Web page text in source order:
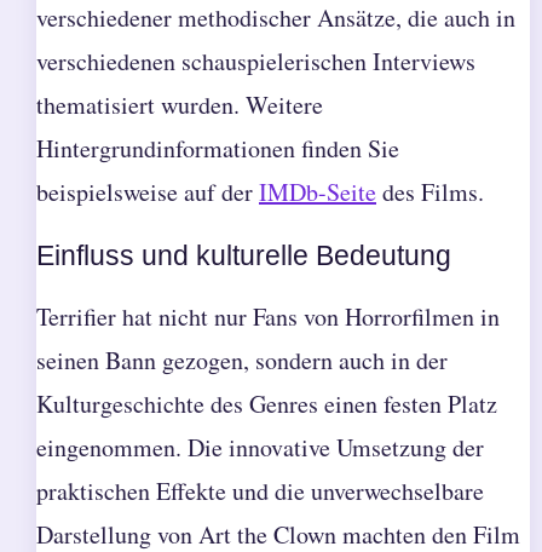
verschiedener methodischer Ansätze, die auch in
verschiedenen schauspielerischen Interviews
thematisiert wurden. Weitere
Hintergrundinformationen finden Sie
beispielsweise auf derIMDb-Seitedes Films.
Einfluss und kulturelle Bedeutung
Terrifier hat nicht nur Fans von Horrorfilmen in
seinen Bann gezogen, sondern auch in der
Kulturgeschichte des Genres einen festen Platz
eingenommen. Die innovative Umsetzung der
praktischen Effekte und die unverwechselbare
Darstellung von Art the Clown machten den Film